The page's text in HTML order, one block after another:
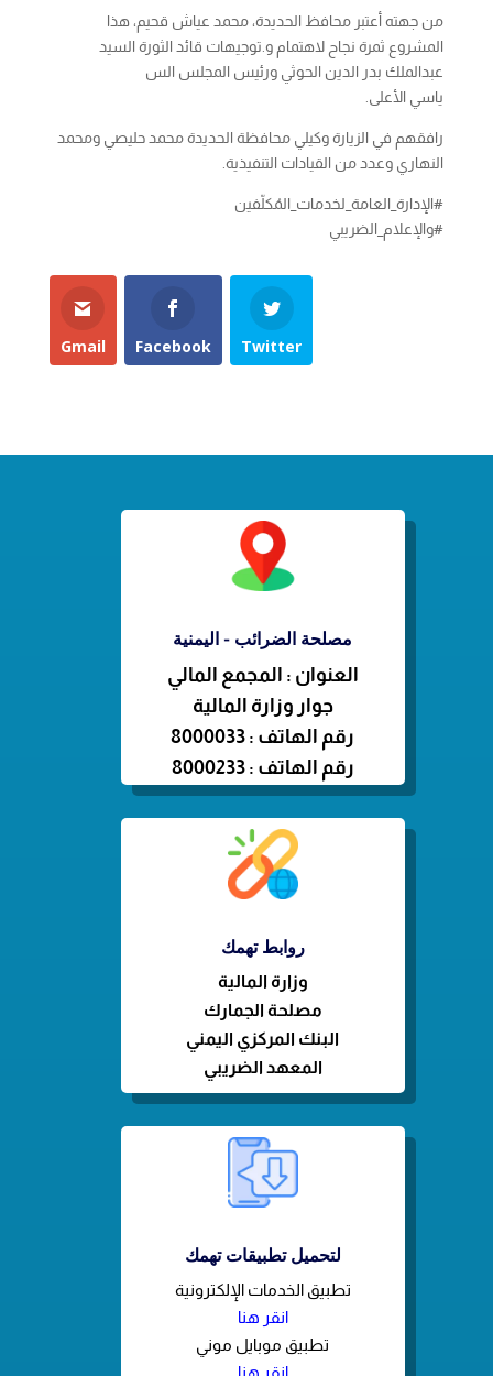
من جهته أعتبر محافظ الحديدة، محمد عياش قحيم، هذا
المشروع ثمرة نجاح لاهتمام و.توجيهات قائد الثورة السيد
عبدالملك بدر الدين الحوثي ورئيس المجلس الس
ياسي الأعلى.
رافقهم في الزيارة وكيلي محافظة الحديدة محمد حليصي ومحمد
النهاري وعدد من القيادات التنفيذية.
#الإدارة_العامة_لخدمات_المُكلّفين
#والإعلام_الضريبي
Gmail Facebook Twitter
مصلحة الضرائب - اليمنية
العنوان : المجمع المالي
جوار وزارة المالية
رقم الهاتف : 8000033
رقم الهاتف : 8000233
روابط تهمك
وزارة المالية
مصلحة الجمارك
البنك المركزي اليمني
المعهد الضريبي
لتحميل تطبيقات تهمك
تطبيق الخدمات الإلكترونية
انقر هنا
تطبيق موبايل موني